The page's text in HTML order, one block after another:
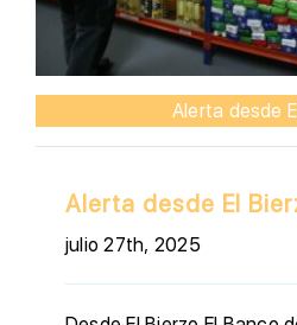
Alerta desde
Alerta desde El
julio 27th, 2025